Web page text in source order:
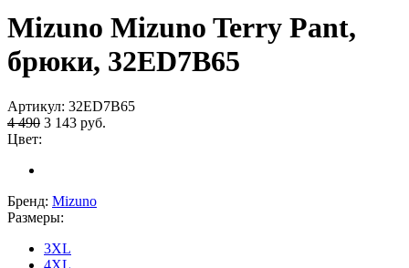
Mizuno Mizuno Terry Pant,
брюки, 32ED7B65
Артикул: 32ED7B65
4 490 3 143 руб.
Цвет:
Бренд: Mizuno
Размеры:
3XL
4XL